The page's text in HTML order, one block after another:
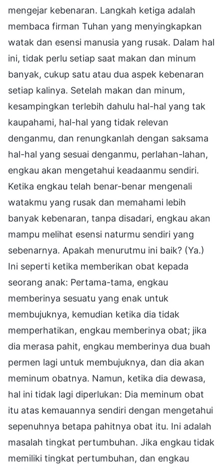
mengejar kebenaran. Langkah ketiga adalah
membaca firman Tuhan yang menyingkapkan
watak dan esensi manusia yang rusak. Dalam hal
ini, tidak perlu setiap saat makan dan minum
banyak, cukup satu atau dua aspek kebenaran
setiap kalinya. Setelah makan dan minum,
kesampingkan terlebih dahulu hal-hal yang tak
kaupahami, hal-hal yang tidak relevan
denganmu, dan renungkanlah dengan saksama
hal-hal yang sesuai denganmu, perlahan-lahan,
engkau akan mengetahui keadaanmu sendiri.
Ketika engkau telah benar-benar mengenali
watakmu yang rusak dan memahami lebih
banyak kebenaran, tanpa disadari, engkau akan
mampu melihat esensi naturmu sendiri yang
sebenarnya. Apakah menurutmu ini baik? (Ya.)
Ini seperti ketika memberikan obat kepada
seorang anak: Pertama-tama, engkau
memberinya sesuatu yang enak untuk
membujuknya, kemudian ketika dia tidak
memperhatikan, engkau memberinya obat; jika
dia merasa pahit, engkau memberinya dua buah
permen lagi untuk membujuknya, dan dia akan
meminum obatnya. Namun, ketika dia dewasa,
hal ini tidak lagi diperlukan: Dia meminum obat
itu atas kemauannya sendiri dengan mengetahui
sepenuhnya betapa pahitnya obat itu. Ini adalah
masalah tingkat pertumbuhan. Jika engkau tidak
memiliki tingkat pertumbuhan, dan engkau